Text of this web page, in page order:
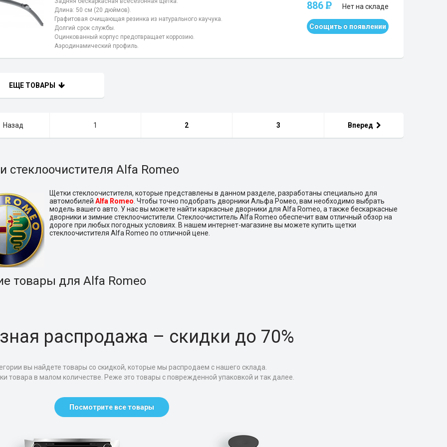
886 P Нет на складе
Соощить о появлении
Длина: 50 см (20 дюймов).
Графитовая очищающая резинка из натурального каучука.
Долгий срок службы.
Оцинкованный корпус предотвращает коррозию.
Аэродинамический профиль.
ЕЩЕ ТОВАРЫ
Назад 1 2 3 Вперед
стеклоочистителя Alfa Romeo
Щетки стеклоочистителя, которые представлены в данном разделе, разработаны специально для
автомобилей Alfa Romeo . Чтобы точно подобрать дворники Альфа Ромео, вам необходимо выбрать
модель вашего авто. У нас вы можете найти каркасные дворники для Alfa Romeo, а также бескаркасные
дворники и зимние стеклоочистители. Стеклоочиститель Alfa Romeo обеспечит вам отличный обзор на
дороге при любых погодных условиях. В нашем интернет-магазине вы можете купить щетки
стеклоочистителя Alfa Romeo по отличной цене.
товары для Alfa Romeo
распродажа – скидки до 70%
вы найдете товары со скидкой, которые мы распродаем с нашего склада.
товара в малом количестве. Реже это товары с поврежденной упаковкой и так далее.
Посмотрите все товары